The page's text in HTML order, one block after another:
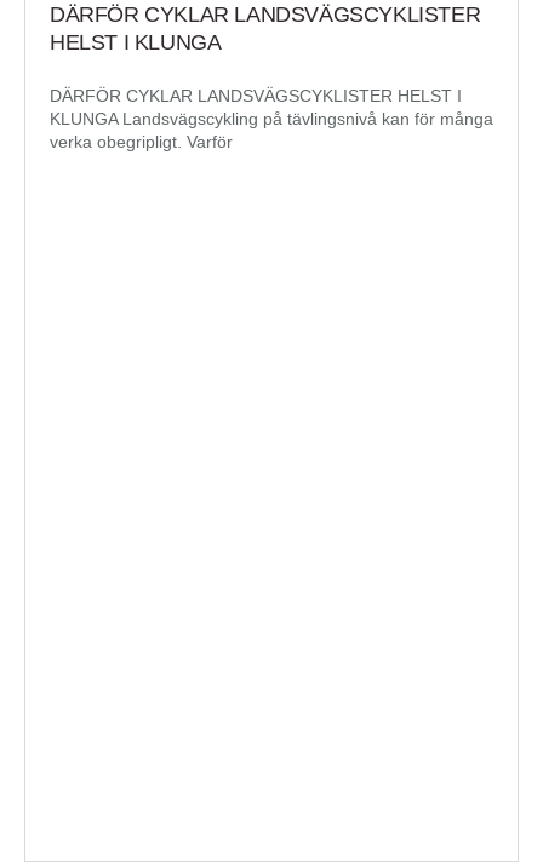
DÄRFÖR CYKLAR LANDSVÄGSCYKLISTER
HELST I KLUNGA
DÄRFÖR CYKLAR LANDSVÄGSCYKLISTER HELST I
KLUNGA Landsvägscykling på tävlingsnivå kan för många
verka obegripligt. Varför